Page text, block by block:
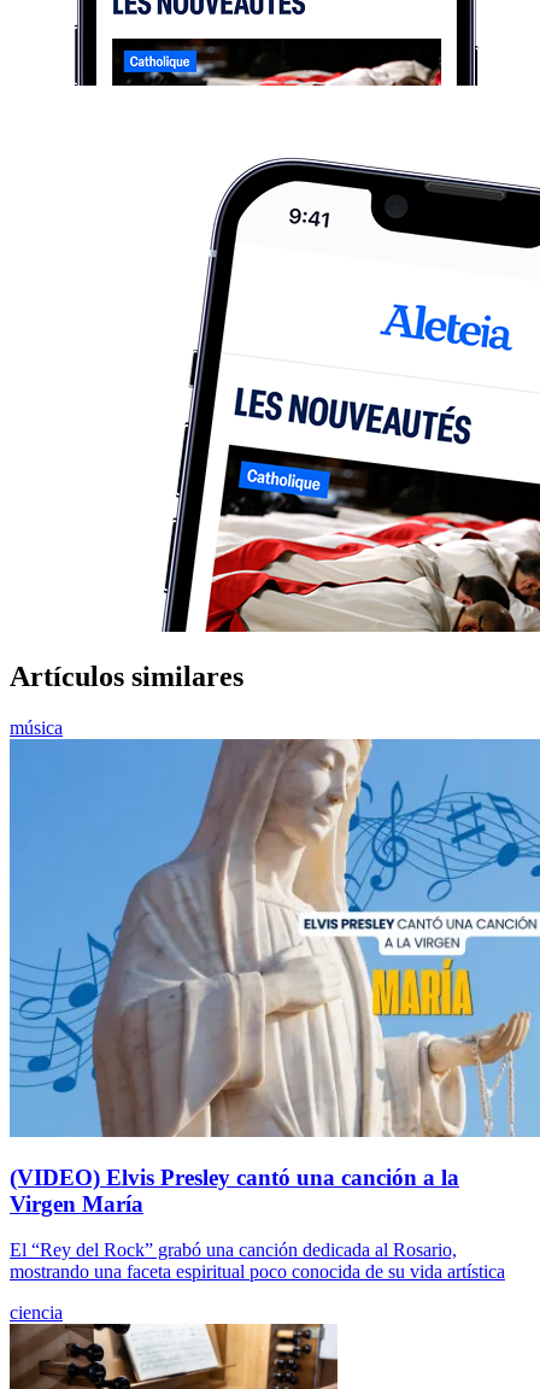
Artículos similares
música
(VIDEO) Elvis Presley cantó una canción a la
Virgen María
El “Rey del Rock” grabó una canción dedicada al Rosario,
mostrando una faceta espiritual poco conocida de su vida artística
ciencia